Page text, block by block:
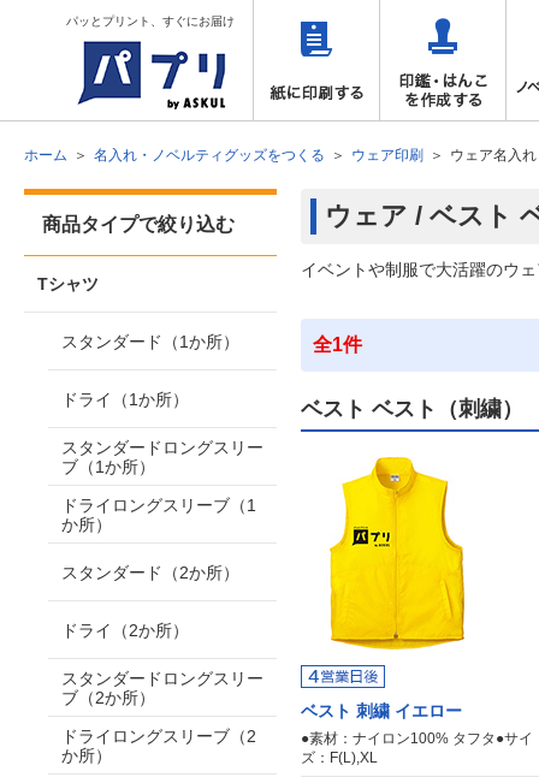
パッとプリント、すぐにお届け
ホーム 名入れ・ノベルティグッズをつくる ウェア印刷 ウェア名入
ウェア / ベスト
イベントや制服で大活躍のウ
全1件
ベスト ベスト（刺繍）
ベスト 刺繍 イエロー
●素材：ナイロン100% タフタ●サイ
ズ：F(L),XL
商品タイプで絞り込む
Tシャツ
スタンダード（1か所）
ドライ（1か所）
スタンダードロングスリー
ブ（1か所）
ドライロングスリーブ（1
か所）
スタンダード（2か所）
ドライ（2か所）
スタンダードロングスリー
ブ（2か所）
ドライロングスリーブ（2
か所）